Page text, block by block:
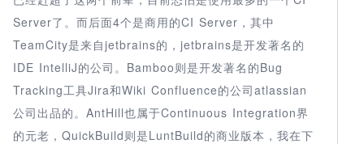
Server了。而后面4个是商用的CI Server，其中
TeamCity是来自jetbrains的，jetbrains是开发著名的
IDE IntelliJ的公司。Bamboo则是开发著名的Bug
Tracking工具Jira和Wiki Confluence的公司atlassian
公司出品的。AntHill也属于Continuous Integration界
的元老，QuickBuild则是LuntBuild的商业版本，我在下